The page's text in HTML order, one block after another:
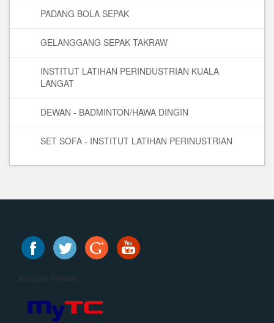
PADANG BOLA SEPAK
GELANGGANG SEPAK TAKRAW
INSTITUT LATIHAN PERINDUSTRIAN KUALA
LANGAT
DEWAN - BADMINTON/HAWA DINGIN
SET SOFA - INSTITUT LATIHAN PERINUSTRIAN
Bilangan Pelawat